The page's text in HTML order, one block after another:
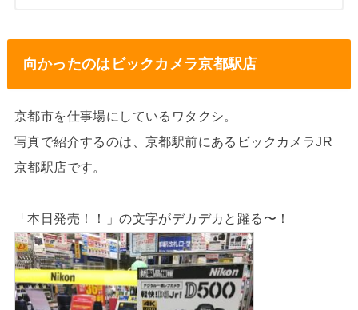
向かったのはビックカメラ京都駅店
京都市を仕事場にしているワタクシ。
写真で紹介するのは、京都駅前にあるビックカメラJR
京都駅店です。
「本日発売！！」の文字がデカデカと躍る〜！